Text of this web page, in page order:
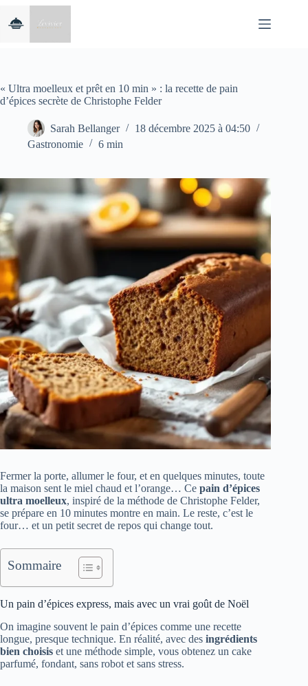
contenu
« Ultra moelleux et prêt en 10 min » : la recette de pain
d’épices secrète de Christophe Felder
Sarah Bellanger
18 décembre 2025 à 04:50
Gastronomie
6 min
Fermer la porte, allumer le four, et en quelques minutes, toute
la maison sent le miel chaud et l’orange… Ce pain d’épices
ultra moelleux, inspiré de la méthode de Christophe Felder,
se prépare en 10 minutes montre en main. Le reste, c’est le
four… et un petit secret de repos qui change tout.
Sommaire
Un pain d’épices express, mais avec un vrai goût de Noël
On imagine souvent le pain d’épices comme une recette
longue, presque technique. En réalité, avec des ingrédients
bien choisis et une méthode simple, vous obtenez un cake
parfumé, fondant, sans robot et sans stress.